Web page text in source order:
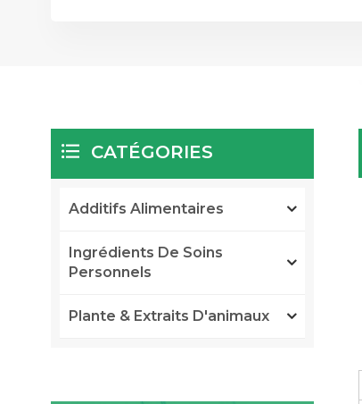
CATÉGORIES
Additifs Alimentaires
Ingrédients De Soins
Personnels
Plante & Extraits D'animaux